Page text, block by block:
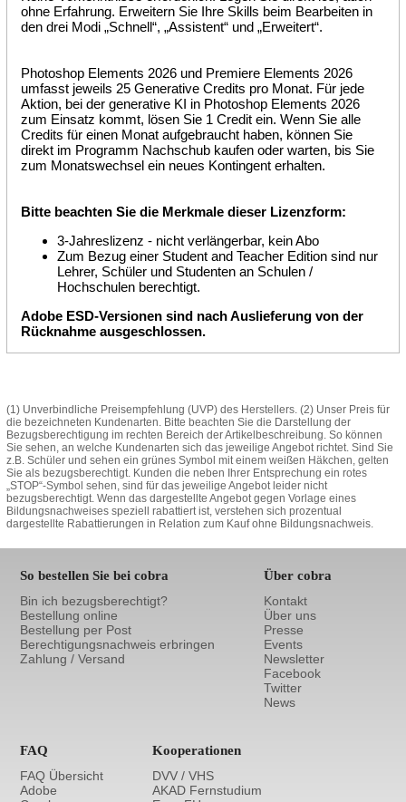
ohne Erfahrung. Erweitern Sie Ihre Skills beim Bearbeiten in
den drei Modi „Schnell“, „Assistent“ und „Erweitert“.
Photoshop Elements 2026 und Premiere Elements 2026
umfasst jeweils 25 Generative Credits pro Monat. Für jede
Aktion, bei der generative KI in Photoshop Elements 2026
zum Einsatz kommt, lösen Sie 1 Credit ein. Wenn Sie alle
Credits für einen Monat aufgebraucht haben, können Sie
direkt im Programm Nachschub kaufen oder warten, bis Sie
zum Monatswechsel ein neues Kontingent erhalten.
Bitte beachten Sie die Merkmale dieser Lizenzform:
3-Jahreslizenz - nicht verlängerbar, kein Abo
Zum Bezug einer Student and Teacher Edition sind nur
Lehrer, Schüler und Studenten an Schulen /
Hochschulen berechtigt.
Adobe ESD-Versionen sind nach Auslieferung von der
Rücknahme ausgeschlossen.
(1) Unverbindliche Preisempfehlung (UVP) des Herstellers. (2) Unser Preis für
die bezeichneten Kundenarten. Bitte beachten Sie die Darstellung der
Bezugsberechtigung im rechten Bereich der Artikelbeschreibung. So können
Sie sehen, an welche Kundenarten sich das jeweilige Angebot richtet. Sind Sie
z.B. Schüler und sehen ein grünes Symbol mit einem weißen Häkchen, gelten
Sie als bezugsberechtigt. Kunden die neben Ihrer Entsprechung ein rotes
„STOP“-Symbol sehen, sind für das jeweilige Angebot leider nicht
bezugsberechtigt. Wenn das dargestellte Angebot gegen Vorlage eines
Bildungsnachweises speziell rabattiert ist, verstehen sich prozentual
dargestellte Rabattierungen in Relation zum Kauf ohne Bildungsnachweis.
So bestellen Sie bei cobra
Bin ich bezugsberechtigt?
Bestellung online
Bestellung per Post
Berechtigungsnachweis erbringen
Zahlung / Versand
Über cobra
Kontakt
Über uns
Presse
Events
Newsletter
Facebook
Twitter
News
FAQ
FAQ Übersicht
Adobe
Kooperationen
DVV / VHS
AKAD Fernstudium